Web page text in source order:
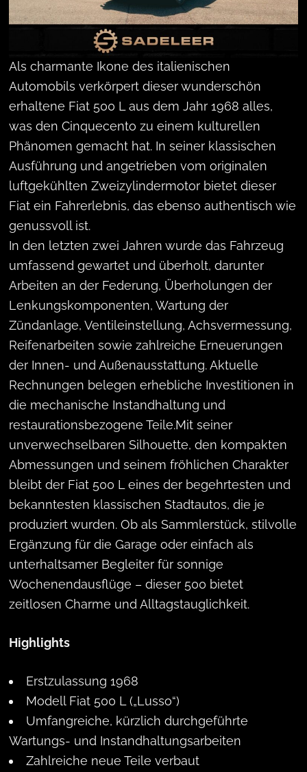
1968 Fiat 500 L
Als charmante Ikone des italienischen
Automobils verkörpert dieser wunderschön
erhaltene Fiat 500 L aus dem Jahr 1968 alles,
was den Cinquecento zu einem kulturellen
Phänomen gemacht hat. In seiner klassischen
Ausführung und angetrieben vom originalen
luftgekühlten Zweizylindermotor bietet dieser
Fiat ein Fahrerlebnis, das ebenso authentisch wie
genussvoll ist.
In den letzten zwei Jahren wurde das Fahrzeug
umfassend gewartet und überholt, darunter
Arbeiten an der Federung, Überholungen der
Lenkungskomponenten, Wartung der
Zündanlage, Ventileinstellung, Achsvermessung,
Reifenarbeiten sowie zahlreiche Erneuerungen
der Innen- und Außenausstattung. Aktuelle
Rechnungen belegen erhebliche Investitionen in
die mechanische Instandhaltung und
restaurationsbezogene Teile.Mit seiner
unverwechselbaren Silhouette, den kompakten
Abmessungen und seinem fröhlichen Charakter
bleibt der Fiat 500 L eines der begehrtesten und
bekanntesten klassischen Stadtautos, die je
produziert wurden. Ob als Sammlerstück, stilvolle
Ergänzung für die Garage oder einfach als
unterhaltsamer Begleiter für sonnige
Wochenendausflüge – dieser 500 bietet
zeitlosen Charme und Alltagstauglichkeit.
Highlights
Erstzulassung 1968
Modell Fiat 500 L („Lusso“)
Umfangreiche, kürzlich durchgeführte
Wartungs- und Instandhaltungsarbeiten
Zahlreiche neue Teile verbaut